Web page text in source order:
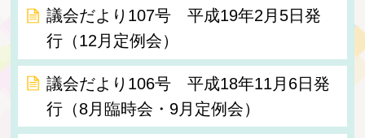
議会だより107号 平成19年2月5日発
行（12月定例会）
議会だより106号 平成18年11月6日発
行（8月臨時会・9月定例会）